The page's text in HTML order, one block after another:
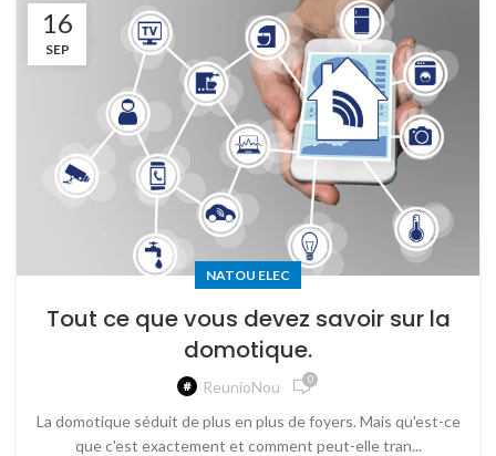
16
SEP
NATOU ELEC
Tout ce que vous devez savoir sur la
domotique.
ReunioNou 0
La domotique séduit de plus en plus de foyers. Mais qu'est-ce
que c'est exactement et comment peut-elle tran...